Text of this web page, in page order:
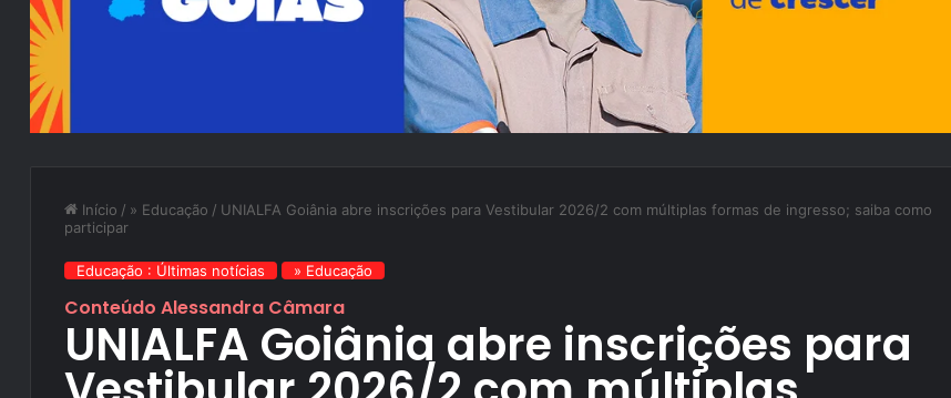
Início / » Educação / UNIALFA Goiânia abre inscrições para Vestibular 2026/2 com múltiplas formas de ingresso; saiba como
participar
Educação : Últimas notícias » Educação
Conteúdo Alessandra Câmara
UNIALFA Goiânia abre inscrições para